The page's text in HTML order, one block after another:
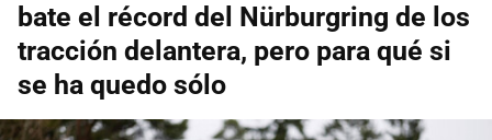
bate el récord del Nürburgring de los
tracción delantera, pero para qué si
se ha quedo sólo